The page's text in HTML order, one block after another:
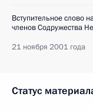
Вступительное слово
членов Содружества
21 ноября 2001 года
Статус